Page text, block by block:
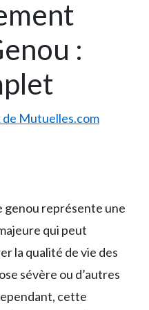
:
de Mutuelles.com
genou représente une
qui peut
la qualité de vie des
sévère ou d’autres
cette